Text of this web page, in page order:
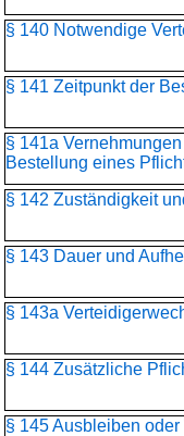
§ 140 Notwendige
§ 141 Zeitpunkt der
§ 141a
Bestellung eines
§ 142 Zuständigkeit
§ 143 Dauer und
§ 143a
§ 144 Zusätzliche
§ 145 Ausbleiben